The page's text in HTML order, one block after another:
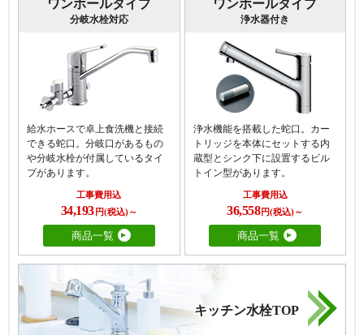
ワンホールタイプ
分岐水栓対応
給水ホースで卓上食洗機と接続
できる蛇口。分岐口があるもの
や分岐水栓が付属しているタイ
プがあります。
工事費用込
34,193円(税込)～
商品一覧
ワンホールタイプ
浄水器付き
浄水機能を搭載した蛇口。カー
トリッジを本体にセットする内
蔵型とシンク下に設置するビル
トイン型があります。
工事費用込
36,558円(税込)～
商品一覧
キッチン水栓TOP